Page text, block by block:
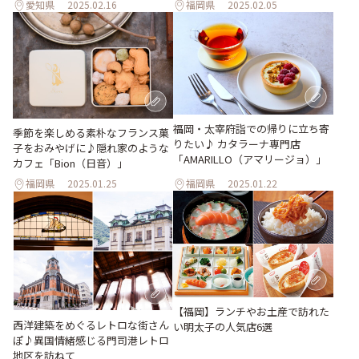
愛知県 2025.02.16 福岡県 2025.02.05
季節を楽しめる素朴なフランス菓
子をおみやげに♪隠れ家のような
カフェ「Bion（日音）」
福岡県 2025.01.25
福岡・太宰府詣での帰りに立ち寄
りたい♪ カタラーナ専門店
「AMARILLO（アマリージョ）」
福岡県 2025.01.22
西洋建築をめぐるレトロな街さん
ぽ♪異国情緒感じる門司港レトロ
地区を訪ねて
【福岡】ランチやお土産で訪れた
い明太子の人気店6選